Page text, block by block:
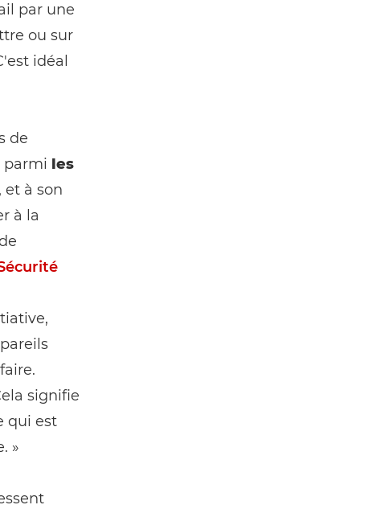
par une
ou sur
idéal
de
parmi les
et à son
à la
signifie
qui est
»